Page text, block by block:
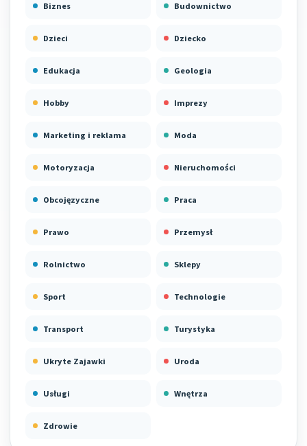
Biznes Budownictwo
Dzieci Dziecko
Edukacja Geologia
Hobby Imprezy
Marketing i reklama Moda
Motoryzacja Nieruchomości
Obcojęzyczne Praca
Prawo Przemysł
Rolnictwo Sklepy
Sport Technologie
Transport Turystyka
Ukryte Zajawki Uroda
Usługi Wnętrza
Zdrowie